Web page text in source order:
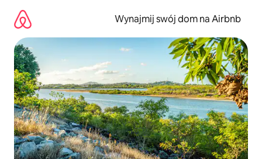
treści
Wynajmij swój dom na Airbnb